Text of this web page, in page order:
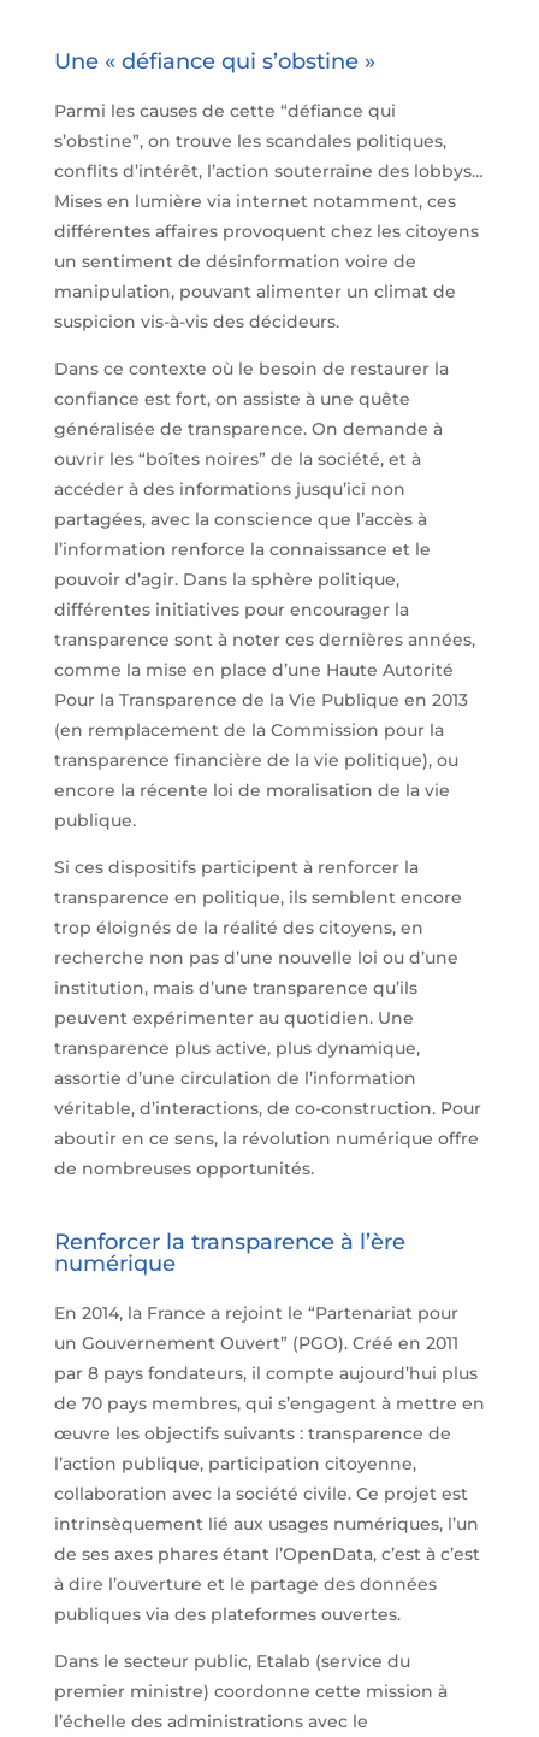
Une « défiance qui s’obstine »
Parmi les causes de cette “défiance qui
s’obstine”, on trouve les scandales politiques,
conflits d’intérêt, l’action souterraine des lobbys…
Mises en lumière via internet notamment, ces
différentes affaires provoquent chez les citoyens
un sentiment de désinformation voire de
manipulation, pouvant alimenter un climat de
suspicion vis-à-vis des décideurs.
Dans ce contexte où le besoin de restaurer la
confiance est fort, on assiste à une quête
généralisée de transparence. On demande à
ouvrir les “boîtes noires” de la société, et à
accéder à des informations jusqu’ici non
partagées, avec la conscience que l’accès à
l’information renforce la connaissance et le
pouvoir d’agir. Dans la sphère politique,
différentes initiatives pour encourager la
transparence sont à noter ces dernières années,
comme la mise en place d’une Haute Autorité
Pour la Transparence de la Vie Publique en 2013
(en remplacement de la Commission pour la
transparence financière de la vie politique), ou
encore la récente loi de moralisation de la vie
publique.
Si ces dispositifs participent à renforcer la
transparence en politique, ils semblent encore
trop éloignés de la réalité des citoyens, en
recherche non pas d’une nouvelle loi ou d’une
institution, mais d’une transparence qu’ils
peuvent expérimenter au quotidien. Une
transparence plus active, plus dynamique,
assortie d’une circulation de l’information
véritable, d’interactions, de co-construction. Pour
aboutir en ce sens, la révolution numérique offre
de nombreuses opportunités.
Renforcer la transparence à l’ère
numérique
En 2014, la France a rejoint le “Partenariat pour
un Gouvernement Ouvert” (PGO). Créé en 2011
par 8 pays fondateurs, il compte aujourd’hui plus
de 70 pays membres, qui s’engagent à mettre en
œuvre les objectifs suivants : transparence de
l’action publique, participation citoyenne,
collaboration avec la société civile. Ce projet est
intrinsèquement lié aux usages numériques, l’un
de ses axes phares étant l’OpenData, c’est à c’est
à dire l’ouverture et le partage des données
publiques via des plateformes ouvertes.
Dans le secteur public, Etalab (service du
premier ministre) coordonne cette mission à
l’échelle des administrations avec le